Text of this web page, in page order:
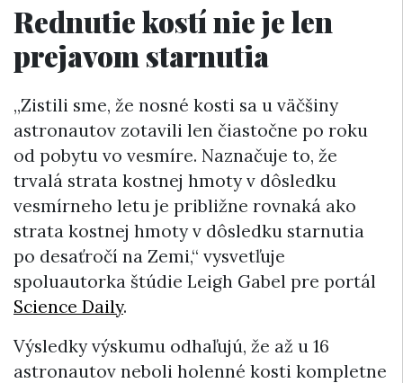
Rednutie kostí nie je len
prejavom starnutia
„Zistili sme, že nosné kosti sa u väčšiny
astronautov zotavili len čiastočne po roku
od pobytu vo vesmíre. Naznačuje to, že
trvalá strata kostnej hmoty v dôsledku
vesmírneho letu je približne rovnaká ako
strata kostnej hmoty v dôsledku starnutia
po desaťročí na Zemi,“ vysvetľuje
spoluautorka štúdie Leigh Gabel pre portál
Science Daily.
Výsledky výskumu odhaľujú, že až u 16
astronautov neboli holenné kosti kompletne